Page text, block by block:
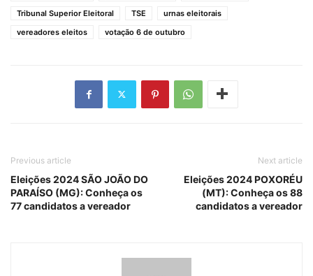
Tribunal Superior Eleitoral
TSE
urnas eleitorais
vereadores eleitos
votação 6 de outubro
Previous article
Eleições 2024 SÃO JOÃO DO
PARAÍSO (MG): Conheça os
77 candidatos a vereador
Next article
Eleições 2024 POXORÉU
(MT): Conheça os 88
candidatos a vereador